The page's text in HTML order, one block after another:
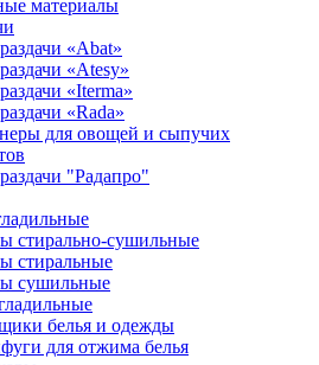
материалы
«Abat»
«Atesy»
«Iterma»
«Rada»
для овощей и сыпучих
"Радапро"
стирально-сушильные
стиральные
сушильные
белья и одежды
для отжима белья